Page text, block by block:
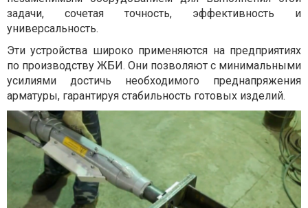
задачи, сочетая точность, эффективность и
универсальность.
Эти устройства широко применяются на предприятиях
по производству ЖБИ. Они позволяют с минимальными
усилиями достичь необходимого преднапряжения
арматуры, гарантируя стабильность готовых изделий.